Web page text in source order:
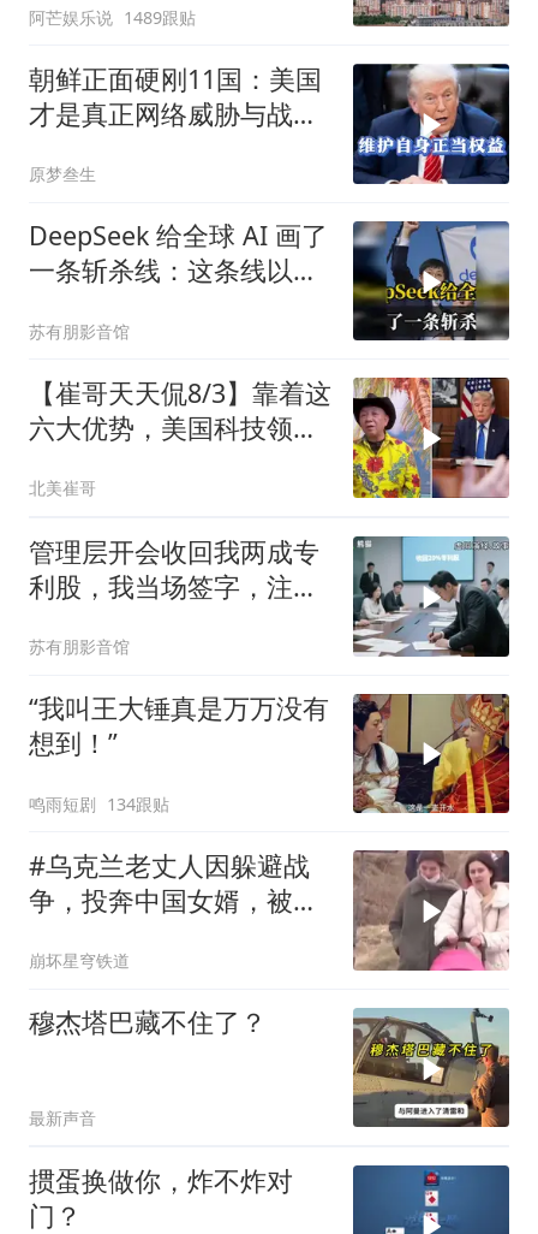
阿芒娱乐说 1489跟贴
朝鲜正面硬刚11国：美国
才是真正网络威胁与战争
原梦叁生
DeepSeek 给全球 AI 画了
一条斩杀线：这条线以下
苏有朋影音馆
【崔哥天天侃8/3】靠着这
六大优势，美国科技领军
北美崔哥
管理层开会收回我两成专
利股，我当场签字，注销
苏有朋影音馆
“我叫王大锤真是万万没有
想到！”
鸣雨短剧 134跟贴
#乌克兰老丈人因躲避战
争，投奔中国女婿，被眼
崩坏星穹铁道
穆杰塔巴藏不住了？
最新声音
掼蛋换做你，炸不炸对
门？